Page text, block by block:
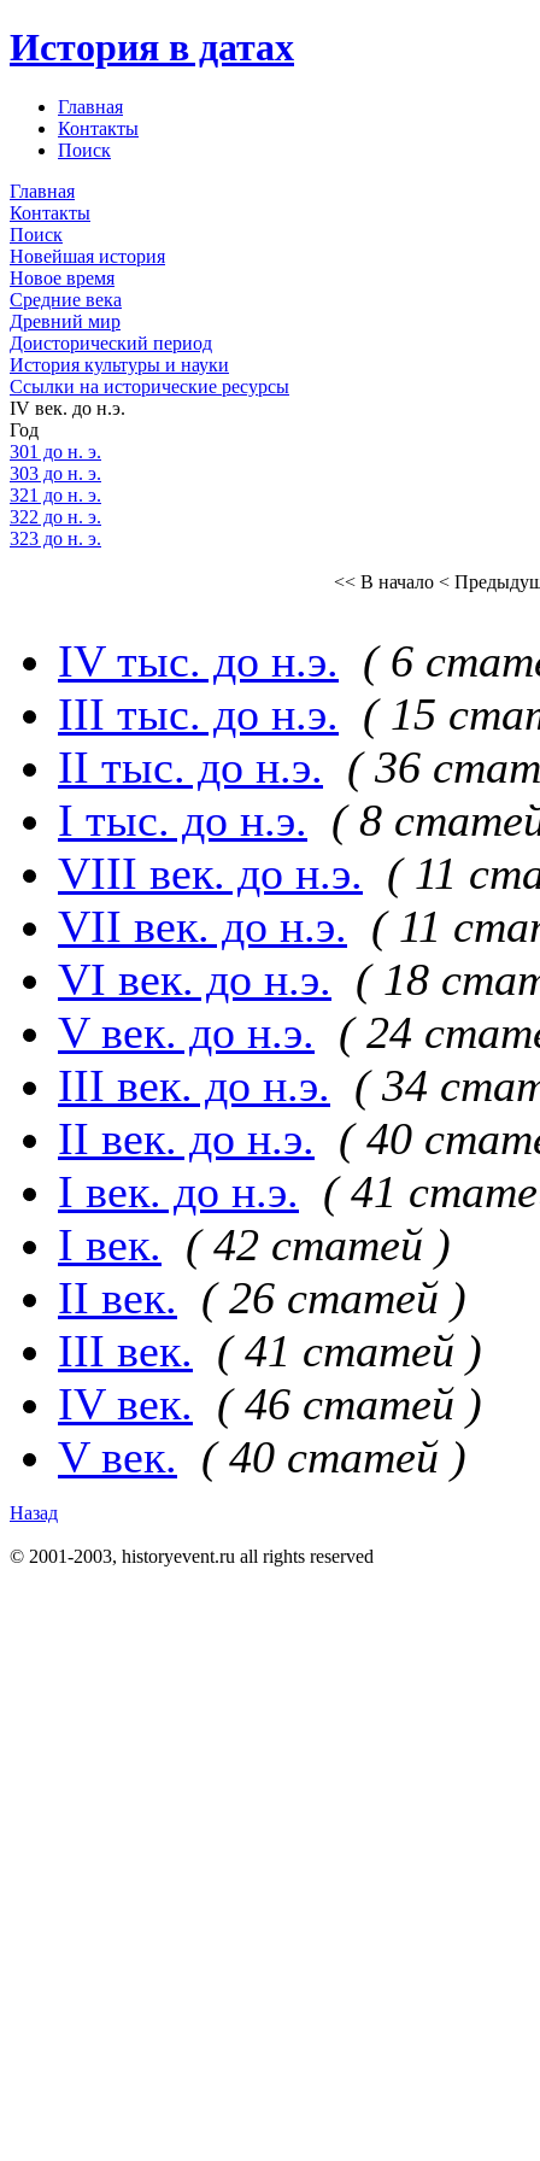
История в датах
Главная
Контакты
Поиск
Главная
Контакты
Поиск
Новейшая история
Новое время
Средние века
Древний мир
Доисторический период
История культуры и науки
Ссылки на исторические ресурсы
IV век. до н.э.
Год
301 до н. э.
303 до н. э.
321 до н. э.
322 до н. э.
323 до н. э.
<< В начало <
IV тыс. до н.э. ( 6
III тыс. до н.э. ( 15
II тыс. до н.э. ( 36
I тыс. до н.э. ( 8
VIII век. до н.э. ( 11
VII век. до н.э. ( 11
VI век. до н.э. ( 18
V век. до н.э. ( 24
III век. до н.э. ( 34
II век. до н.э. ( 40
I век. до н.э. ( 41
I век. ( 42 статей )
II век. ( 26 статей )
III век. ( 41 статей )
IV век. ( 46 статей )
V век. ( 40 статей )
Назад
© 2001-2003, historyevent.ru all rights reserved